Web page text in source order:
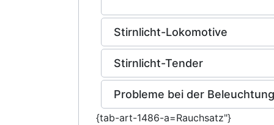
Stirnlicht-Lokomotive
Stirnlicht-Tender
Probleme bei der Beleuchtung
{tab-art-1486-a=Rauchsatz"}